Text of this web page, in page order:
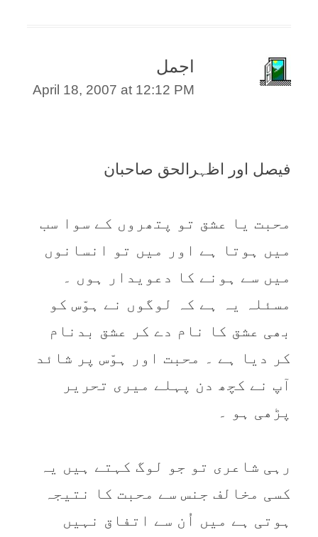
اجمل
April 18, 2007 at 12:12 PM
فیصل اور اظہرالحق صاحبان
محبت یا عشق تو پتھروں کے سوا سب
میں ہوتا ہے اور میں تو انسانوں
میں سے ہونے کا دعویدار ہوں ۔
مسئلہ یہ ہے کہ لوگوں نے ہوّس کو
بھی عشق کا نام دے کر عشق بدنام
کر دیا ہے ۔ محبت اور ہوّس پر شائد
آپ نے کچھ دن پہلے میری تحریر
پڑھی ہو ۔
رہی شاعری تو جو لوگ کہتے ہیں یہ
کسی مخالف جنس سے محبت کا نتیجہ
ہوتی ہے میں اُن سے اتفاق نہیں